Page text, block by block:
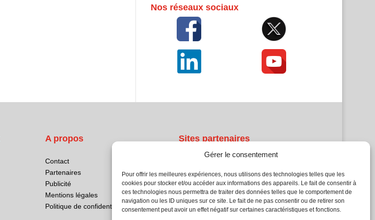
Gérer le consentement
Pour offrir les meilleures expériences, nous utilisons des technologies telles que les
cookies pour stocker et/ou accéder aux informations des appareils. Le fait de consentir à
ces technologies nous permettra de traiter des données telles que le comportement de
navigation ou les ID uniques sur ce site. Le fait de ne pas consentir ou de retirer son
consentement peut avoir un effet négatif sur certaines caractéristiques et fonctions.
Nos réseaux sociaux
A propos
Contact
Partenaires
Publicité
Mentions légales
Politique de confidentialité
Sites partenaires
Atrium Patrimoine
Kiosque 21
L'Atelier Bois
Planète Bâtiment